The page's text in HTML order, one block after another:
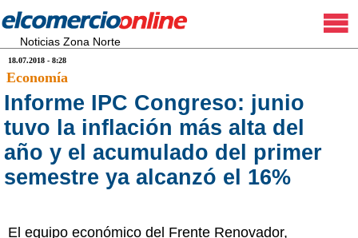
Noticias Zona Norte
18.07.2018 - 8:28
Economía
Informe IPC Congreso: junio
tuvo la inflación más alta del
año y el acumulado del primer
semestre ya alcanzó el 16%
El equipo económico del Frente Renovador,